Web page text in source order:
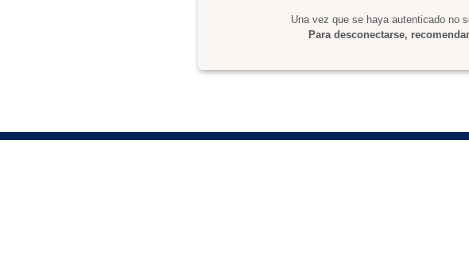
Una vez que se haya autenticado no
Para desconectarse,